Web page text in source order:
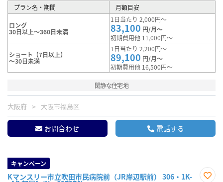
プラン名・期間 月額目安
ロング
30日以上～360日未満
1日当たり 2,000円～
83,100 円/月～
初期費用他 11,000円～
ショート【7日以上】
～30日未満
1日当たり 2,200円～
89,100 円/月～
初期費用他 16,500円～
閑静な住宅地
大阪府 大阪市福島区
お問合わせ 電話する
キャンペーン
Kマンスリー市立吹田市民病院前（JR岸辺駅前） 306・1K-